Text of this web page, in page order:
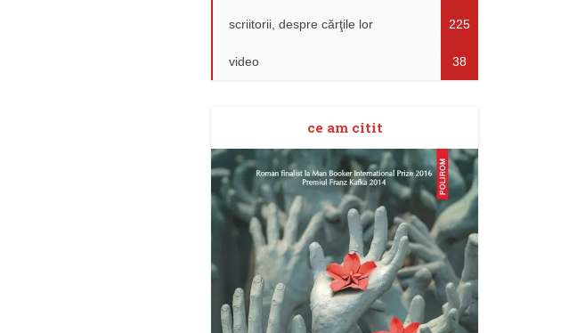
scriitorii, despre cărţile lor 225
video 38
ce am citit